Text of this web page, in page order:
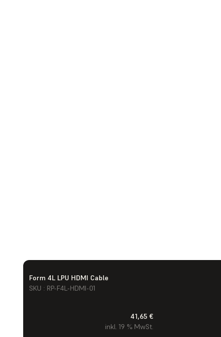
Form 4L LPU HDMI Cable
SKU : RP-F4L-HDMI-01
41,65 €
inkl. 19 % MwSt.